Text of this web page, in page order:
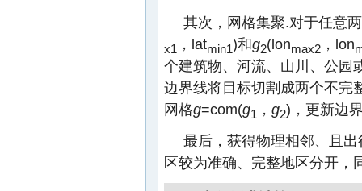
其次，网格集聚.对于任意
x1 ，latmin1)和g2(lonmax2 ，lon
个建筑物、河流、山川、公园
边界线将目标切割成两个不完
网格g=com(g1 ， g2)，更新边
最后，获得物理相邻、且
区较为准确、完整地区分开，